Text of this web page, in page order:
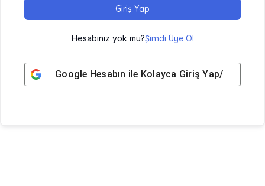
Giriş Yap
Hesabınız yok mu?Şimdi Üye Ol
Google Hesabın ile Kolayca Giriş Yap/ Üye Ol